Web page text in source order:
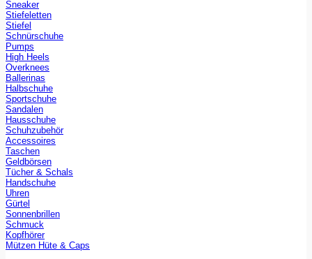
Sneaker
Stiefeletten
Stiefel
Schnürschuhe
Pumps
High Heels
Overknees
Ballerinas
Halbschuhe
Sportschuhe
Sandalen
Hausschuhe
Schuhzubehör
Accessoires
Taschen
Geldbörsen
Tücher & Schals
Handschuhe
Uhren
Gürtel
Sonnenbrillen
Schmuck
Kopfhörer
Mützen Hüte & Caps